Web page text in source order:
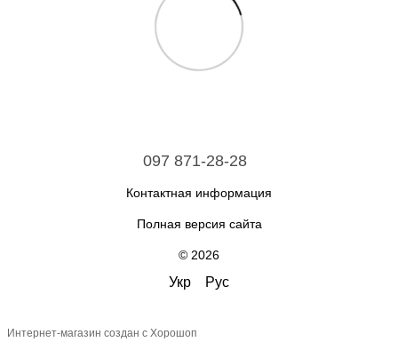
097 871-28-28
Контактная информация
Полная версия сайта
© 2026
Укр Рус
Интернет-магазин создан с Хорошоп